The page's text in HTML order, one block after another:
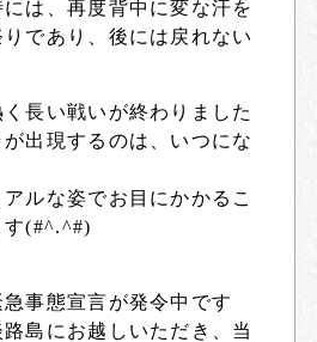
は、再度背中に変な汗を
であり、後には戻れない
長い戦いが終わりました
出現するのは、いつにな
ルな姿でお目にかかるこ
す(#^.^#)
事態宣言が発令中です
島にお越しいただき、当